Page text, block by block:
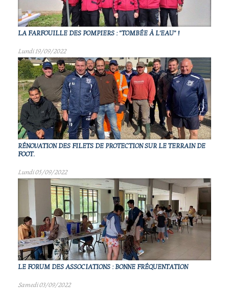
LA FARFOUILLE DES POMPIERS : "TOMBÉE À L'EAU" !
Lundi 19/09/2022
RÉNOVATION DES FILETS DE PROTECTION SUR LE TERRAIN DE
FOOT.
Lundi 05/09/2022
LE FORUM DES ASSOCIATIONS : BONNE FRÉQUENTATION
Samedi 03/09/2022